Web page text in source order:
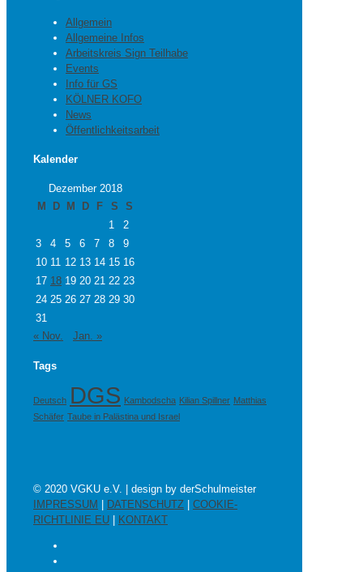
Allgemein
Allgemeine Infos
Arbeitskreis Sign Teilhabe
Events
Info für GS
KÖLNER KOFO
News
Öffentlichkeitsarbeit
Kalender
Dezember 2018
M
D M D F S
S
1
2
3
4 5 6 7 8
9
10 11 12 13 14 15 16
17 18 19 20 21 22 23
24 25 26 27 28 29 30
31
« Nov.
Jan. »
Tags
Deutsch DGS Kambodscha Kilian Spillner Matthias
Schäfer Taube in Palästina und Israel
© 2020 VGKU e.V. | design by derSchulmeister
IMPRESSUM
DATENSCHUTZ
COOKIE-
RICHTLINIE EU
KONTAKT